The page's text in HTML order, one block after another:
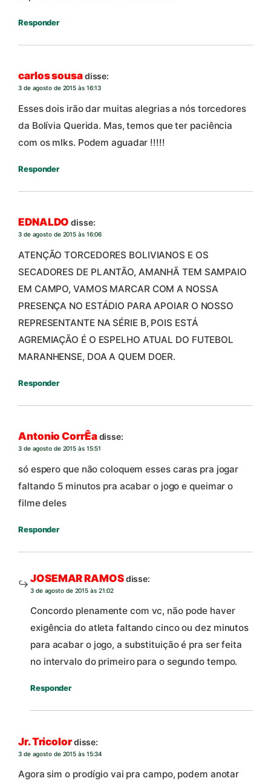
Responder
carlos sousadisse:
3 de agosto de 2015 às 16:13
Esses dois irão dar muitas alegrias a nós torcedores
da Bolívia Querida. Mas, temos que ter paciência
com os mlks. Podem aguadar !!!!!
Responder
EDNALDO disse:
3 de agosto de 2015 às 16:06
ATENÇÃO TORCEDORES BOLIVIANOS E OS
SECADORES DE PLANTÃO, AMANHÃ TEM SAMPAIO
EM CAMPO, VAMOS MARCAR COM A NOSSA
PRESENÇA NO ESTÁDIO PARA APOIAR O NOSSO
REPRESENTANTE NA SÉRIE B, POIS ESTÁ
AGREMIAÇÃO É O ESPELHO ATUAL DO FUTEBOL
MARANHENSE, DOA A QUEM DOER.
Responder
Antonio CorrÊadisse:
3 de agosto de 2015 às 15:51
só espero que não coloquem esses caras pra jogar
faltando 5 minutos pra acabar o jogo e queimar o
filme deles
Responder
JOSEMAR RAMOSdisse:
3 de agosto de 2015 às 21:02
Concordo plenamente com vc, não pode haver
exigência do atleta faltando cinco ou dez minutos
para acabar o jogo, a substituição é pra ser feita
no intervalo do primeiro para o segundo tempo.
Responder
Jr. Tricolordisse:
3 de agosto de 2015 às 15:34
Agora sim o prodígio vai pra campo, podem anotar